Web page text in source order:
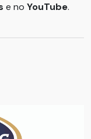
e no YouTube.